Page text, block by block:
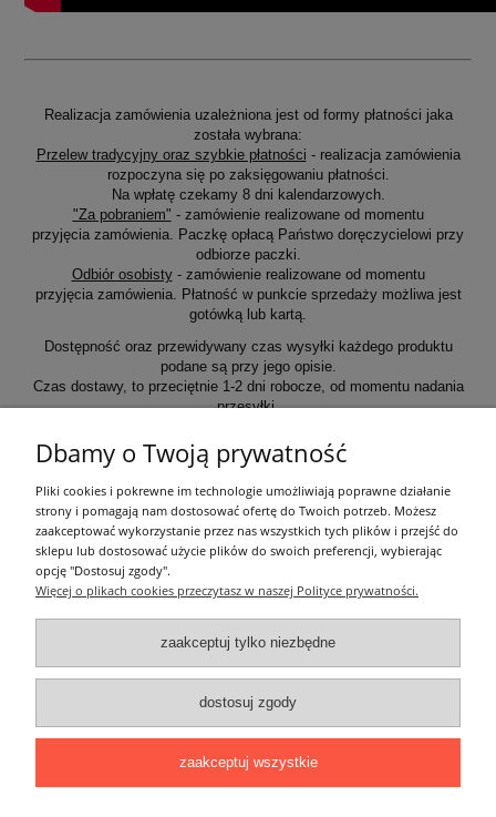
Realizacja zamówienia uzależniona jest od formy płatności jaka
została wybrana:
Przelew tradycyjny oraz szybkie płatności - realizacja zamówienia
rozpoczyna się po zaksięgowaniu płatności.
Na wpłatę czekamy 8 dni kalendarzowych.
"Za pobraniem" - zamówienie realizowane od momentu
przyjęcia zamówienia. Paczkę opłacą Państwo doręczycielowi przy
odbiorze paczki.
Odbiór osobisty- zamówienie realizowane od momentu
przyjęcia zamówienia. Płatność w punkcie sprzedaży możliwa jest
gotówką lub kartą.
Dostępność oraz przewidywany czas wysyłki każdego produktu
podane są przy jego opisie.
Czas dostawy, to przeciętnie 1-2 dni robocze, od momentu nadania
przesyłki.
Informacje ogólne
Zakupy
Moje konto
Pozostałe
Łatwy dojazd z Sopotu, Gdańska i Gdyni - przekonaj się i kup również na
miejscu!
ONELED, ul. Kasprowicza 4, 83-000 Pruszcz Gdański
e-mail: biuro@oneled.pl | tel.: 511-711-113 | tel.: 511-115-157 | tel.: 511-711-
Dbamy o Twoją prywatność
Pliki cookies i pokrewne im technologie umożliwiają poprawne działanie
strony i pomagają nam dostosować ofertę do Twoich potrzeb. Możesz
zaakceptować wykorzystanie przez nas wszystkich tych plików i przejść do
sklepu lub dostosować użycie plików do swoich preferencji, wybierając
opcję "Dostosuj zgody".
Więcej o plikach cookies przeczytasz w naszej Polityce prywatności.
zaakceptuj tylko niezbędne
dostosuj zgody
zaakceptuj wszystkie